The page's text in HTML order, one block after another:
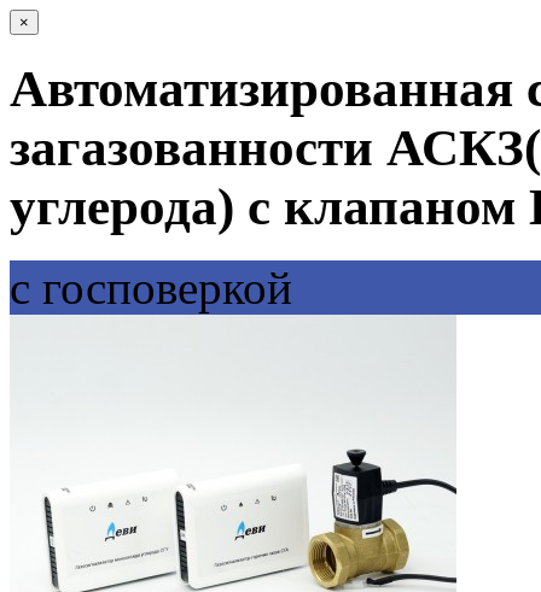
×
Автоматизированная
загазованности
углерода) с
с госповеркой